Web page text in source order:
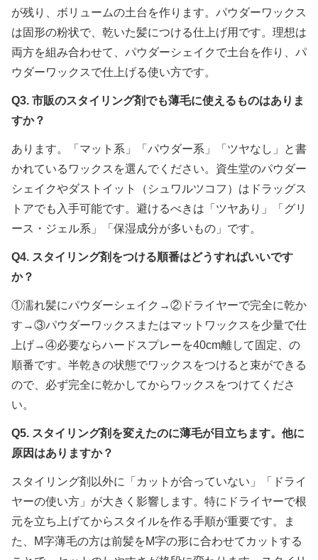
が残り、ボリュームの土台を作ります。パウダーワックス
は固形の粉状で、乾いた髪につける仕上げ用です。理想は
両方を組み合わせて、パウダーシェイクで土台を作り、パ
ウダーワックスで仕上げる使い方です。
Q3. 市販のスタイリング剤でも薄毛に使えるものはありま
すか？
あります。「マット系」「パウダー系」「ツヤなし」と書
かれているワックスを選んでください。資生堂のパウダー
シェイクやダストイット（シュワルツコフ）はドラッグス
トアでも入手可能です。避けるべきは「ツヤあり」「グリ
ース・ジェル系」「保湿成分が多いもの」です。
Q4. スタイリング剤をつける順番はどうすればいいです
か？
①濡れ髪にパウダーシェイク→②ドライヤーで完全に乾か
す→③パウダーワックスまたはマットワックスを少量で仕
上げ→④必要ならハードスプレーを40cm離して固定、の
順番です。半乾きの状態でワックスをつけると束ができる
ので、必ず完全に乾かしてからワックスをつけてくださ
い。
Q5. スタイリング剤を変えたのに薄毛が目立ちます。他に
原因はありますか？
スタイリング剤以外に「カットが合っていない」「ドライ
ヤーの使い方」が大きく影響します。特にドライヤーで根
元を立ち上げてからスタイルを作る手順が重要です。ま
た、M字薄毛の方は前髪をM字の形に合わせてカットする